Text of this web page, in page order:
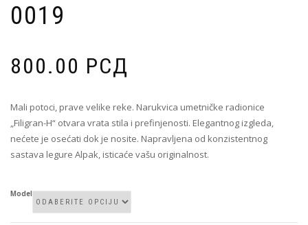
0019
800.00 РСД
Mali potoci, prave velike reke. Narukvica umetničke radionice
„Filigran-H“ otvara vrata stila i prefinjenosti. Elegantnog izgleda,
nećete je osećati dok je nosite. Napravljena od konzistentnog
sastava legure Alpak, isticaće vašu originalnost.
Model